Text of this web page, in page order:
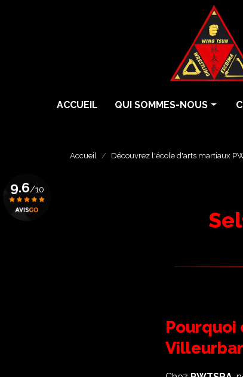
ACCUEIL
QUI SOMMES-NOUS
Écoles
9.6/10
Accueil Découvrez l'école d'arts martiaux
Pourquoi